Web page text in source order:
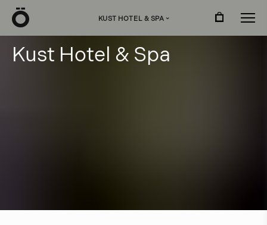
KUST HOTEL & SPA ›
Kust Hotel & Spa
Ö